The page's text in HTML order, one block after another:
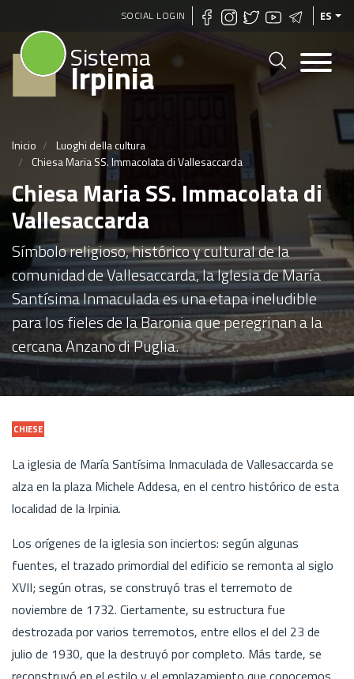
Pasar
contenido
principal
SOCIAL LOGIN ES
Sistema
Irpinia
Inicio
Luoghi della cultura
Chiesa Maria SS. Immacolata di Vallesaccarda
Chiesa Maria SS. Immacolata di
Vallesaccarda
Símbolo religioso, histórico y cultural de la
comunidad de Vallesaccarda, la Iglesia de María
Santísima Inmaculada es una etapa ineludible
para los fieles de la Baronia que peregrinan a la
cercana Anzano di Puglia.
CHIESE
La iglesia de María Santísima Inmaculada de Vallesaccarda se
alza en la plaza Michele Addesa, en el centro histórico de esta
localidad de la Irpinia.
Los orígenes de la iglesia son inciertos: según algunas
fuentes, el trazado primordial del edificio se remonta al siglo
XVII; según otras, se construyó tras el terremoto de
noviembre de 1732. Ciertamente, su estructura fue
destrozada por varios terremotos, entre ellos el del 23 de
julio de 1930, que la destruyó por completo. Más tarde, se